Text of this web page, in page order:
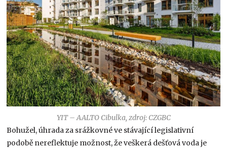
YIT – AALTO Cibulka, zdroj: CZGBC
Bohužel, úhrada za srážkovné ve stávající legislativní
podobě nereflektuje možnost, že veškerá dešťová voda je